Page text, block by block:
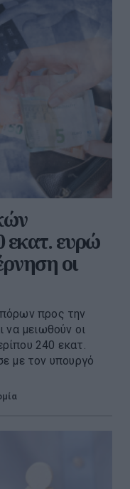
εκατ. ευρώ
οι
προς την
να μειωθούν οι
240 εκατ.
με τον υπουργό